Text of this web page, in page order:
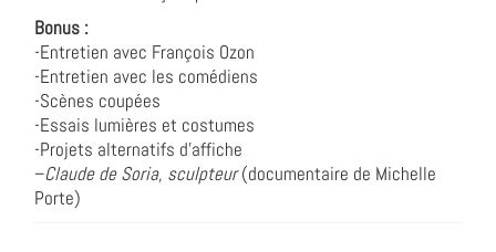
Bonus :
-Entretien avec François Ozon
-Entretien avec les comédiens
-Scènes coupées
-Essais lumières et costumes
-Projets alternatifs d’affiche
–Claude de Soria, sculpteur(documentaire de Michelle
Porte)